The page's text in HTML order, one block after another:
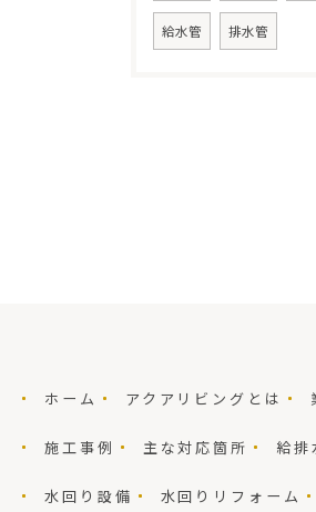
給水管 排水管
ホーム アクアリビングとは
施工事例 主な対応箇所 給排
水回り設備 水回りリフォーム